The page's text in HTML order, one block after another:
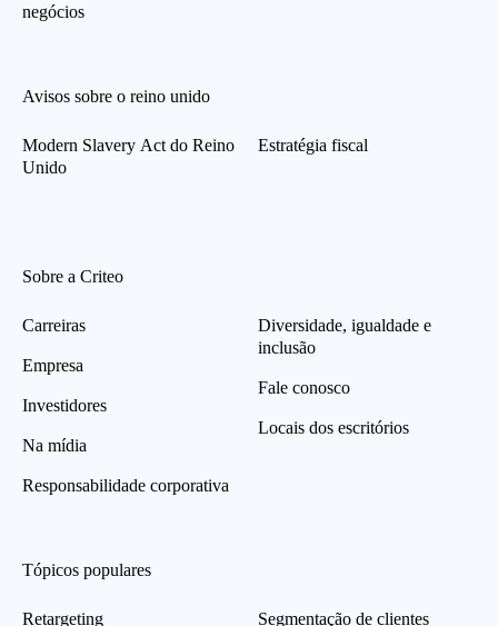
negócios
Avisos sobre o reino unido
Modern Slavery Act do Reino
Unido
Estratégia fiscal
Sobre a Criteo
Carreiras
Empresa
Investidores
Na mídia
Responsabilidade corporativa
Diversidade, igualdade e
inclusão
Fale conosco
Locais dos escritórios
Tópicos populares
Retargeting Segmentação de clientes